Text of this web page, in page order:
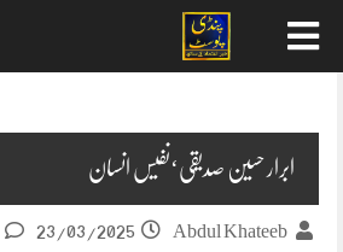
ابرار حسین صدیقی‘نفیس انسان
Abdul Khateeb
23/03/2025